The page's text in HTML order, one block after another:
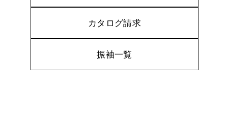
カタログ請求
振袖一覧